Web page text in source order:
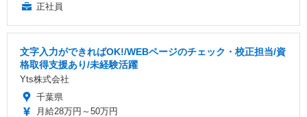
正社員
文字入力ができればOK!/WEBページのチェック・校正担当/資
格取得支援あり/未経験活躍
Yts株式会社
千葉県
月給28万円～50万円